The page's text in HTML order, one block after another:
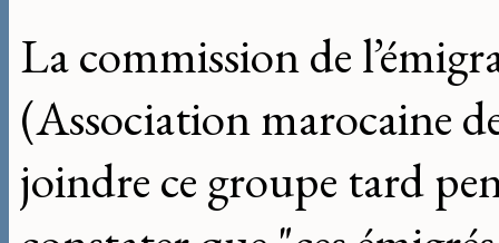
La commission de
(Association marocaine
joindre ce groupe tard